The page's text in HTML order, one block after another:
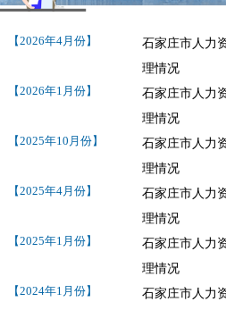
【2026年4月份】
石家庄市人力
理情况
【2026年1月份】
石家庄市人力
理情况
【2025年10月份】
石家庄市人力
理情况
【2025年4月份】
石家庄市人力
理情况
【2025年1月份】
石家庄市人力
理情况
【2024年1月份】
石家庄市人力